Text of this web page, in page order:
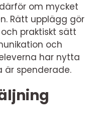
om mycket
Rätt upplägg gör
praktiskt sätt
och
har nytta
spenderade.